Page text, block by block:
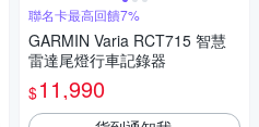
聯名卡最高回饋7%
GARMIN Varia RCT715 智慧
雷達尾燈行車記錄器
$11,990